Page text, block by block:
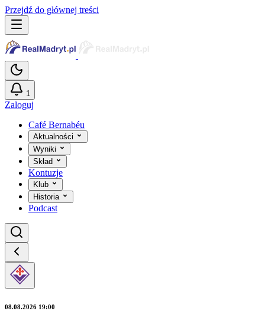
Przejdź do głównej treści
1
Zaloguj
Café Bernabéu
Aktualności
Wyniki
Skład
Kontuzje
Klub
Historia
Podcast
08.08.2026 19:00